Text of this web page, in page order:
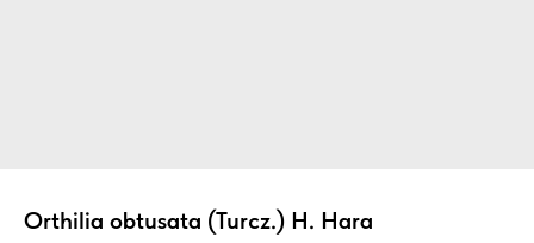
Orthilia obtusata (Turcz.) H. Hara